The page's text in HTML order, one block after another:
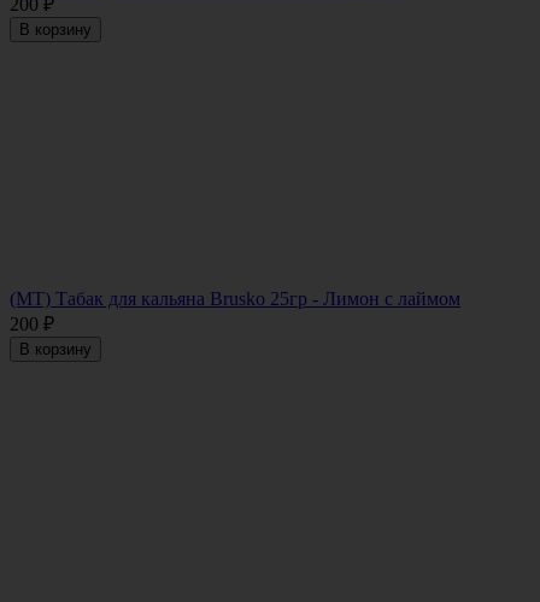
200 ₽
В корзину
(МТ) Табак для кальяна Brusko 25гр - Лимон с лаймом
200 ₽
В корзину